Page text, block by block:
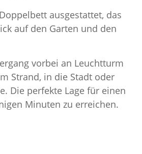
ausgestattet, das
auf den Garten und den
vorbei an Leuchtturm
Strand, in die Stadt oder
Die perfekte Lage für einen
Minuten zu erreichen.